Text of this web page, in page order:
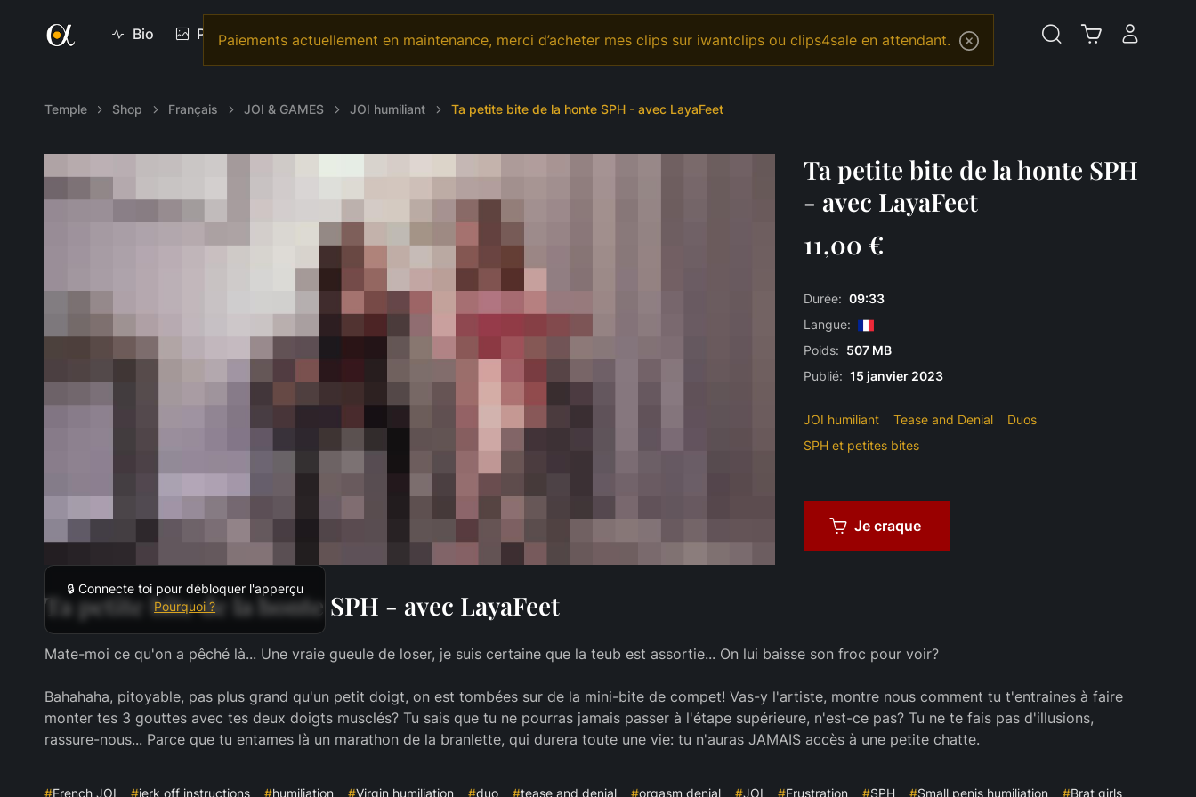
Paiements actuellement en maintenance, merci d’acheter mes clips sur iwantclips ou clips4sale en attendant.
Bio Photos Vidéos Vidéo Personnalisée Offrande OnlyFans
Temple Shop Français JOI & GAMES JOI humiliant Ta petite bite de la honte SPH - avec LayaFeet
🔒 Connecte toi pour débloquer l'apperçu
Pourquoi ?
Ta petite bite de la honte SPH
- avec LayaFeet
11,00 €
Durée: 09:33
Langue:
Poids: 507 MB
Publié: 15 janvier 2023
JOI humiliant Tease and Denial
Duos
SPH et petites bites
Je craque
Ta petite bite de la honte SPH - avec LayaFeet
Mate-moi ce qu'on a pêché là... Une vraie gueule de loser, je suis certaine que la teub est assortie... On lui baisse son froc pour voir?
Bahahaha, pitoyable, pas plus grand qu'un petit doigt, on est tombées sur de la mini-bite de compet! Vas-y l'artiste, montre nous comment tu t'entraines à faire
monter tes 3 gouttes avec tes deux doigts musclés? Tu sais que tu ne pourras jamais passer à l'étape supérieure, n'est-ce pas? Tu ne te fais pas d'illusions,
rassure-nous... Parce que tu entames là un marathon de la branlette, qui durera toute une vie: tu n'auras JAMAIS accès à une petite chatte.
#French JOI #jerk off instructions #humiliation #Virgin humiliation #duo #tease and denial #orgasm denial #JOI #Frustration #SPH #Small penis humiliation #Brat girls